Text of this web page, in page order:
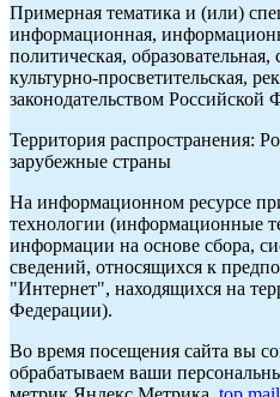
Примерная тематика и (или)
информационная,
политическая, образовательная,
культурно-просветительская,
законодательством Российской
Территория распространения:
зарубежные страны
На информационном ресурсе
технологии (информационные
информации на основе сбора,
сведений, относящихся к
"Интернет", находящихся на
Федерации).
Во время посещения сайта вы
обрабатываем ваши